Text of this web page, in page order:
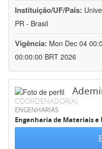
Instituição/UF/País:
PR - Brasil
Vigência: Mon Dec 04
00:00:00 BRT 2026
COORDENADOR(A)
ENGENHARIAS
Engenharia de Materiais